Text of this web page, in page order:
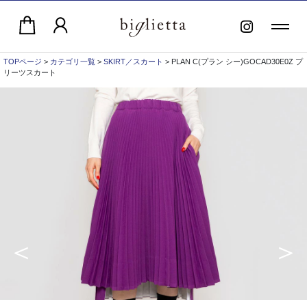
TOPページ > カテゴリ一覧 > SKIRT／スカート > PLAN C(プラン シー)GOCAD30E0Z プ
リーツスカート